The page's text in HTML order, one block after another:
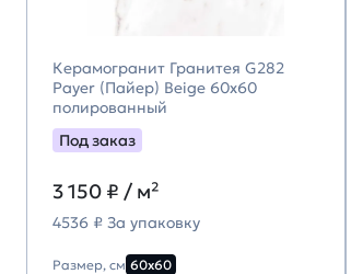
Керамогранит Гранитея G282
Payer (Пайер) Beige 60х60
полированный
Под заказ
3 150 ₽ / м²
4536 ₽ За упаковку
Размер, см 60х60